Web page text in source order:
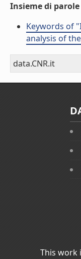
Insieme di
Keywords of
analysis of
data.CNR.it
This work